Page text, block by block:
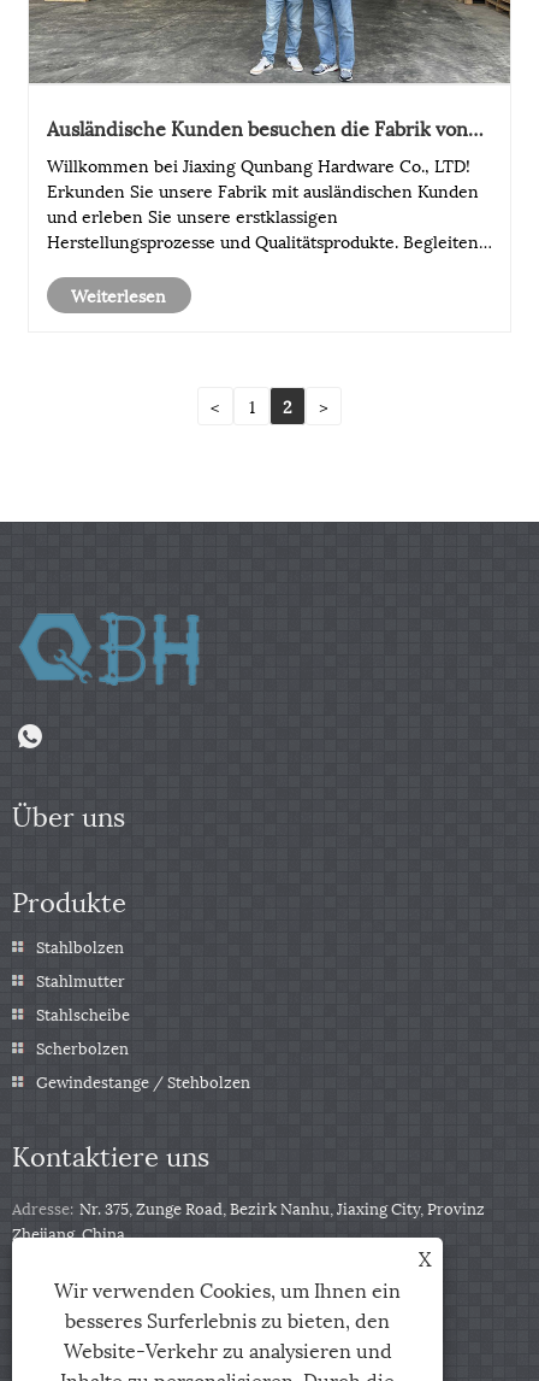
Ausländische Kunden besuchen die Fabrik von
Willkommen bei Jiaxing Qunbang Hardware Co., LTD!
Erkunden Sie unsere Fabrik mit ausländischen Kunden
und erleben Sie unsere erstklassigen
Herstellungsprozesse und Qualitätsprodukte. Begleiten
der Hardware-Branche.
Weiterlesen
< 1 2 >
Über uns
Produkte
Stahlbolzen
Stahlmutter
Stahlscheibe
Scherbolzen
Gewindestange / Stehbolzen
Kontaktiere uns
Adresse: Nr. 375, Zunge Road, Bezirk Nanhu, Jiaxing City, Provinz
Zhejiang, China
Telefon: +86-13511332403
X
Wir verwenden Cookies, um Ihnen ein
besseres Surferlebnis zu bieten, den
Website-Verkehr zu analysieren und